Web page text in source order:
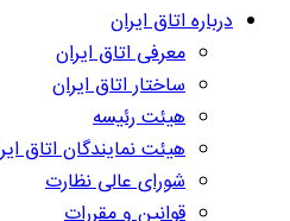
درباره اتاق ایران
معرفی اتاق ایران
ساختار اتاق ایران
هیئت رئیسه
هیئت نمایندگان اتاق
شورای عالی نظارت